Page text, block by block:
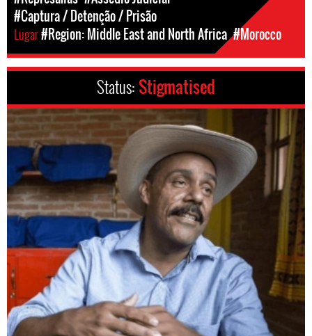
#Captura / Detenção / Prisão
Lugar#Region: Middle East and North Africa #Morocco
Status: Stigmatised